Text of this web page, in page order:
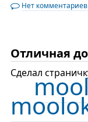
Нет комментариев
Отличная
Сделал